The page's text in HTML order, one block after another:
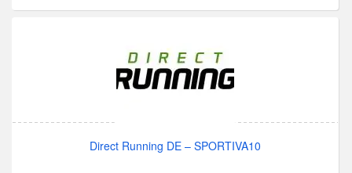
Direct Running DE – SPORTIVA10